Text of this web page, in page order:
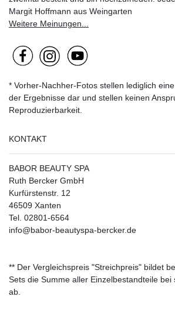
Margit Hoffmann aus Weingarten
Weitere Meinungen...
* Vorher-Nachher-Fotos stellen lediglich
der Ergebnisse dar und stellen keinen
Reproduzierbarkeit.
KONTAKT
BABOR BEAUTY SPA
Ruth Bercker GmbH
Kurfürstenstr. 12
46509 Xanten
Tel. 02801-6564
info@babor-beautyspa-bercker.de
** Der Vergleichspreis "Streichpreis" bildet
Sets die Summe aller Einzelbestandteile bei
ab.